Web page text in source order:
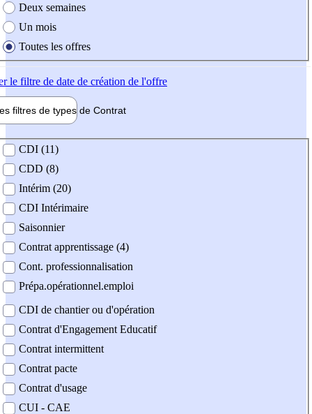
Deux semaines
Un mois
Toutes les offres
le filtre de date de création de l'offre
filtres de types de Contrat
contrat
CDI (11)
CDD (8)
Intérim (20)
CDI Intérimaire
Saisonnier
Contrat apprentissage (4)
Cont. professionnalisation
Prépa.opérationnel.emploi
CDI de chantier ou d'opération
Contrat d'Engagement Educatif
Contrat intermittent
Contrat pacte
Contrat d'usage
CUI - CAE